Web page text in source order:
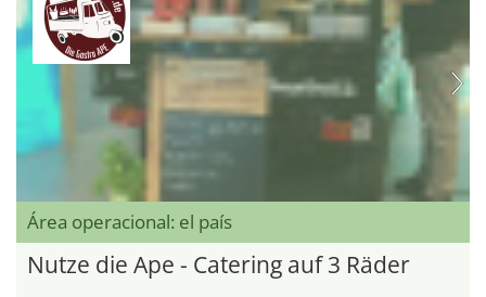
Área operacional: el país
Nutze die Ape - Catering auf 3 Räder